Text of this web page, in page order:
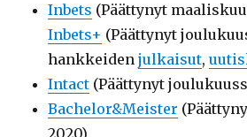
Inbets (Päättynyt
Inbets+ (Päättynyt
hankkeidenjulkaisut,
Intact (Päättynyt
Bachelor&Meister